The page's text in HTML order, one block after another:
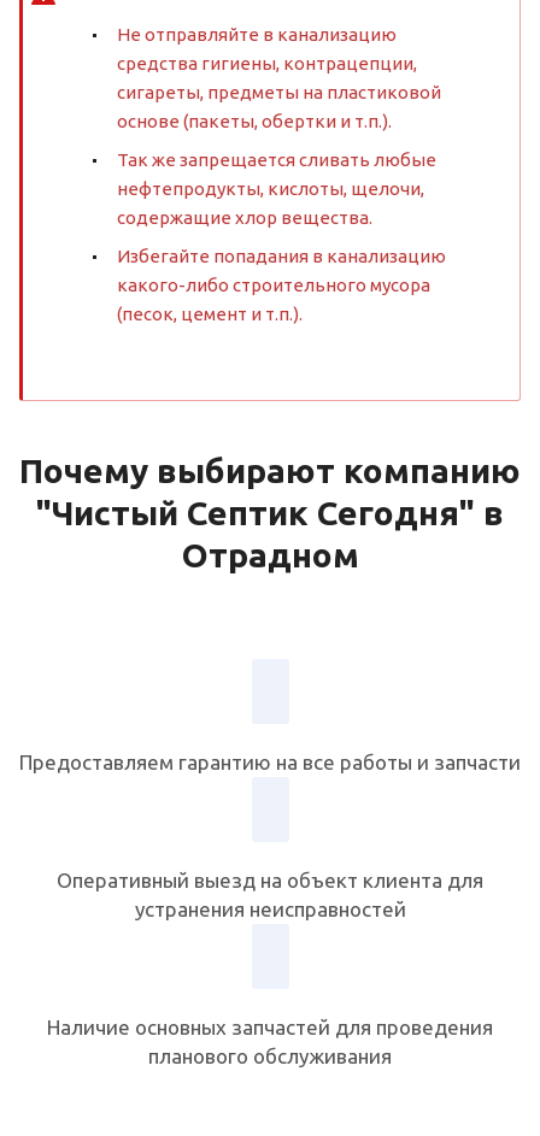
Не отправляйте в канализацию
средства гигиены, контрацепции,
сигареты, предметы на пластиковой
основе (пакеты, обертки и т.п.).
Так же запрещается сливать любые
нефтепродукты, кислоты, щелочи,
содержащие хлор вещества.
Избегайте попадания в канализацию
какого-либо строительного мусора
(песок, цемент и т.п.).
Почему выбирают компанию
"Чистый Септик Сегодня" в
Отрадном
Предоставляем гарантию на все работы и запчасти
Оперативный выезд на объект клиента для
устранения неисправностей
Наличие основных запчастей для проведения
планового обслуживания